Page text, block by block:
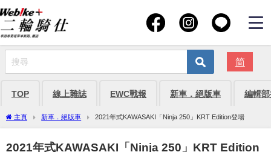
简
TOP 線上雜誌 EWC戰報 新車．絕版車 編輯
主頁 新車．絕版車 2021年式KAWASAKI「Ninja 250」KRT Edition登場
2021年式KAWASAKI「Ninja 250」KRT Edition